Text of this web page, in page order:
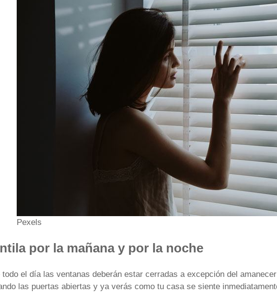
Pexels
por la mañana y por la noche
todo el día las ventanas deberán estar cerradas a excepción del
las puertas abiertas y ya verás como tu casa se siente